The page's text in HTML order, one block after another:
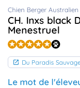
Connexion
Chien Berger Australien
CH. Inxs black
Menestruel
Du Paradis
Le mot de